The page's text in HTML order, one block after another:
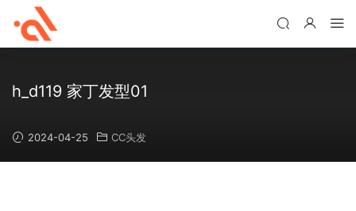
h_d119 家丁发型01
2024-04-25 CC头发